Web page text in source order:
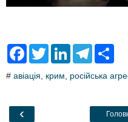
F
e
o
T
t
L
k
T
e
a
r
# авіація крим російська
‹